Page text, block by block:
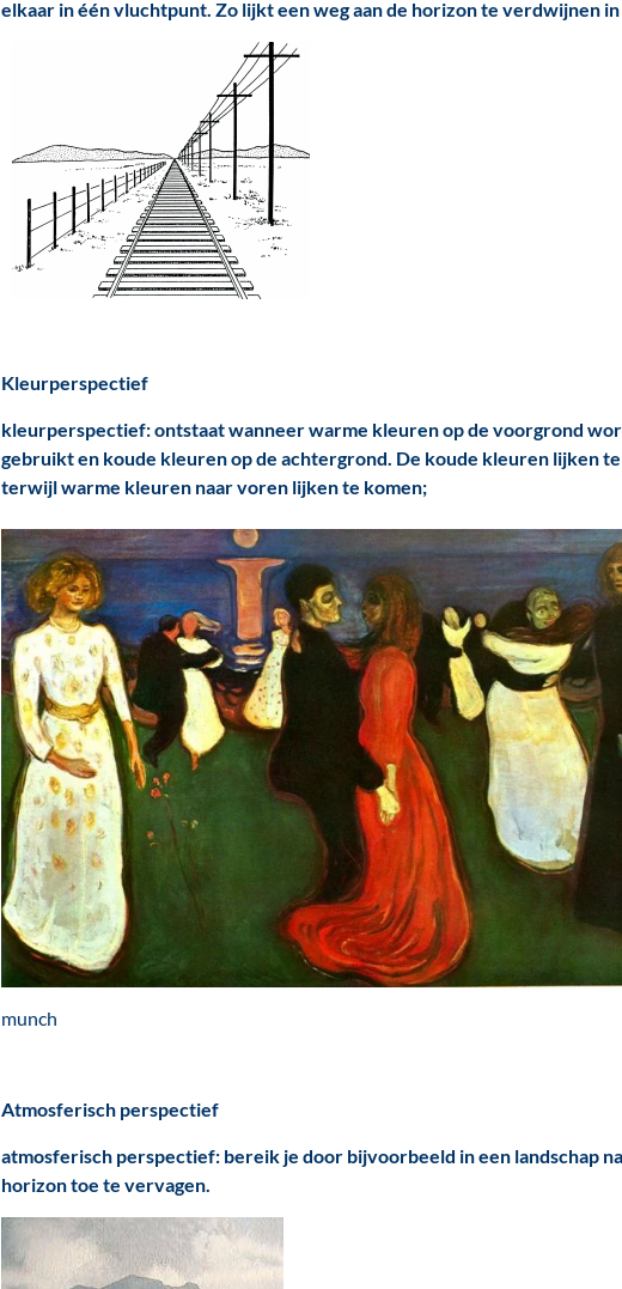
elkaar in één vluchtpunt. Zo lijkt een weg aan de horizon te verdwijnen
Kleurperspectief
kleurperspectief:ontstaat wanneer warme kleuren op de voorgrond
gebruikt en koude kleuren op de achtergrond. De koude kleuren lijken
terwijl warme kleuren naar voren lijken te komen;
munch
Atmosferisch perspectief
atmosferisch perspectief: bereik je door bijvoorbeeld in een landschap
horizon toe te vervagen.